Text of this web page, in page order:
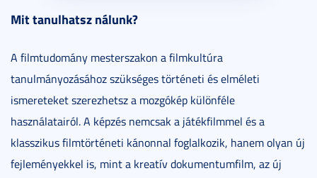
Mit tanulhatsz nálunk?
A filmtudomány mesterszakon a filmkultúra
tanulmányozásához szükséges történeti és elméleti
ismereteket szerezhetsz a mozgókép különféle
használatairól. A képzés nemcsak a játékfilmmel és a
klasszikus filmtörténeti kánonnal foglalkozik, hanem olyan új
fejleményekkel is, mint a kreatív dokumentumfilm, az új